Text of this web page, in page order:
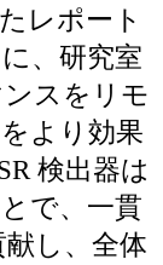
レポート
、研究室
スをリモ
より効果
検出器は
で、一貫
し、全体